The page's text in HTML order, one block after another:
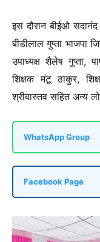
इस दौरान बीईओ
बीडीलाल गुप्ता भाजपा
उपाध्यक्ष शैलेष गुप्ता,
शिक्षक मंटू ठाकुर,
श्रीवास्तव सहित अन्य
WhatsApp Group
Facebook Page